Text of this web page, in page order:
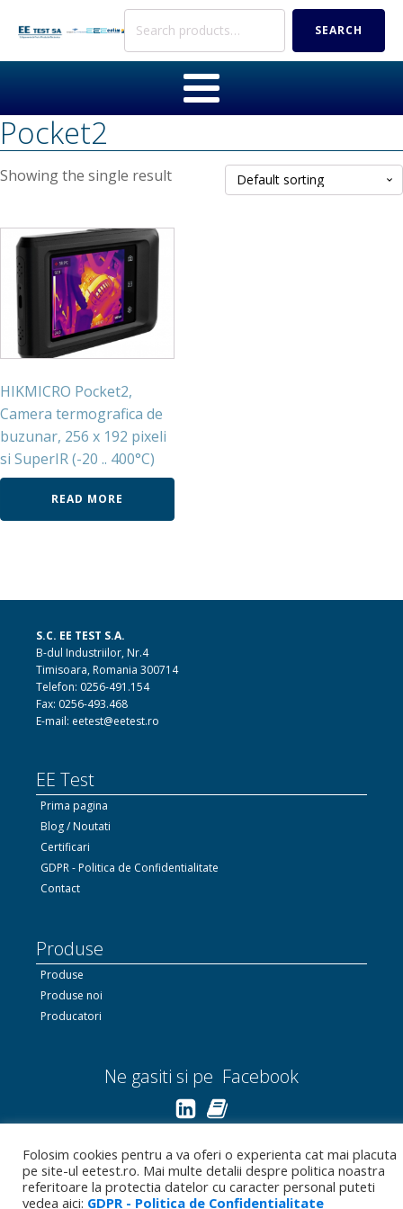
Search
SEARCH
Pocket2
Showing the single result
HIKMICRO Pocket2,
Camera termografica de
buzunar, 256 x 192 pixeli
si SuperIR (-20 .. 400°C)
READ MORE
S.C. EE TEST S.A.
B-dul Industriilor, Nr.4
Timisoara, Romania 300714
Telefon: 0256-491.154
Fax: 0256-493.468
E-mail: eetest@eetest.ro
EE Test
Prima pagina
Blog / Noutati
Certificari
GDPR - Politica de Confidentialitate
Contact
Produse
Produse
Produse noi
Producatori
Ne gasiti si pe Facebook
Linkedin.com
Bizoo.ro
Folosim cookies pentru a va oferi o experienta cat mai placuta
pe site-ul eetest.ro. Mai multe detalii despre politica noastra
referitoare la protectia datelor cu caracter personal puteti
vedea aici: GDPR - Politica de Confidentialitate